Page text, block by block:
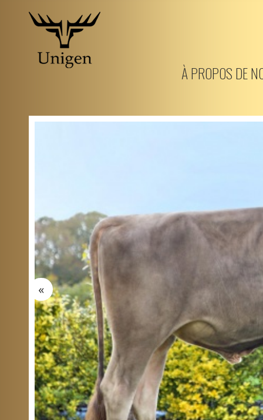
Aller
principal
À PROPOS DE